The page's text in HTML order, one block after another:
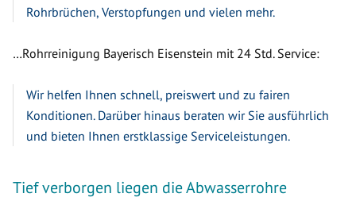
Rohrbrüchen, Verstopfungen und vielen mehr.
…Rohrreinigung Bayerisch Eisenstein mit 24 Std. Service:
Wir helfen Ihnen schnell, preiswert und zu fairen
Konditionen. Darüber hinaus beraten wir Sie ausführlich
und bieten Ihnen erstklassige Serviceleistungen.
Tief verborgen liegen die Abwasserrohre